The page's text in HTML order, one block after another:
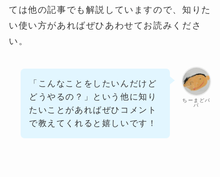
ては他の記事でも解説していますので、知りた
い使い方があればぜひあわせてお読みくださ
い。
ちーまどパ
パ
「こんなことをしたいんだけど
どうやるの？」という他に知り
たいことがあればぜひコメント
で教えてくれると嬉しいです！